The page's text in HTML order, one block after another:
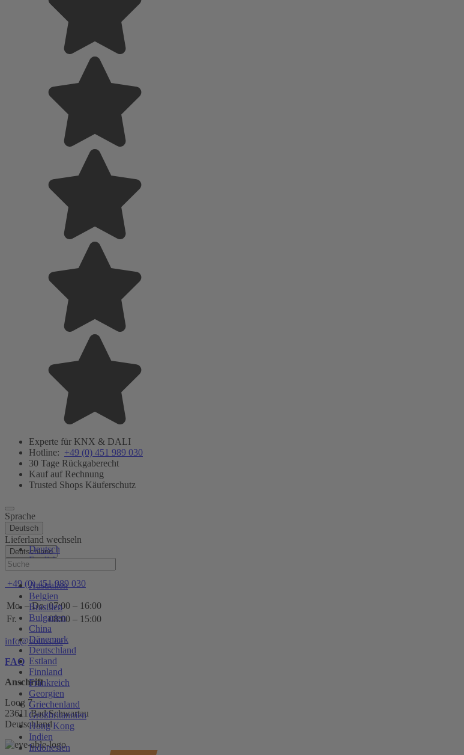
Experte für KNX & DALI
Hotline: +49 (0) 451 989 030
30 Tage Rückgaberecht
Kauf auf Rechnung
Trusted Shops Käuferschutz
Sprache
Deutsch
Deutsch
English
Lieferland wechseln
Deutschland
Australien
Belgien
Brasilien
Bulgarien
China
Dänemark
Deutschland
Estland
Finnland
Frankreich
Georgien
Griechenland
Großbritannien
Hong Kong
Indien
Indonesien
Hilfe
+49 (0) 451 989 030
Mo. – Do. 07:00 – 16:00
Fr.
08:00 – 15:00
info@voltus.de
FAQ
Anschrift
Loog 7
23611 Bad Schwartau
Deutschland